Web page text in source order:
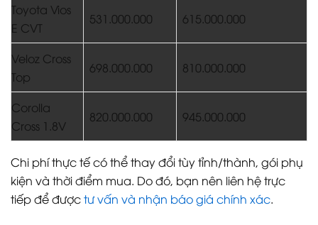
Toyota Vios
E CVT
531.000.000 615.000.000
Veloz Cross
Top
698.000.000 810.000.000
Corolla
Cross 1.8V
820.000.000 945.000.000
Chi phí thực tế có thể thay đổi tùy tỉnh/thành, gói phụ
kiện và thời điểm mua. Do đó, bạn nên liên hệ trực
tiếp để đượctư vấn và nhận báo giá chính xác.